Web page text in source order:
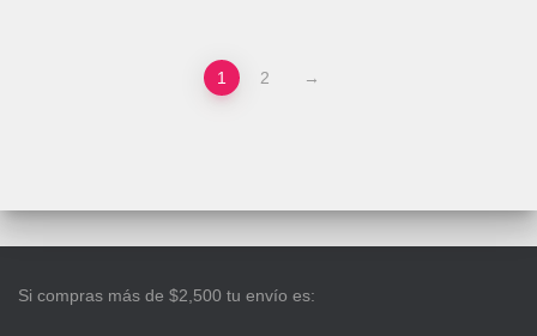
1 2 →
Si compras más de $2,500 tu envío es: